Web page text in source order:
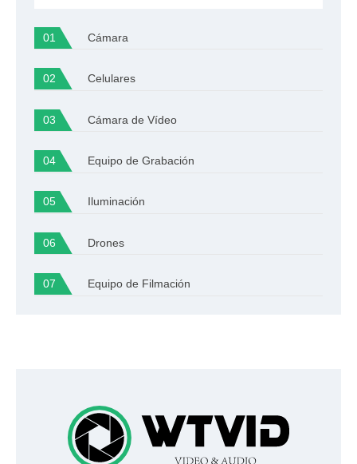
Cámara
Celulares
Cámara de Vídeo
Equipo de Grabación
Iluminación
Drones
Equipo de Filmación